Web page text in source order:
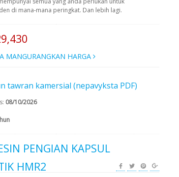
di mana-mana peringkat. Dan lebih lagi.
MANGURANGKAN HARGA
tawran kamersial (nepavyksta PDF)
08/10/2026
PENGIAN KAPSUL
HMR2